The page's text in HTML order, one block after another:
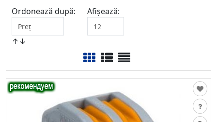
Ordonează după:
↑↓
Afișează: